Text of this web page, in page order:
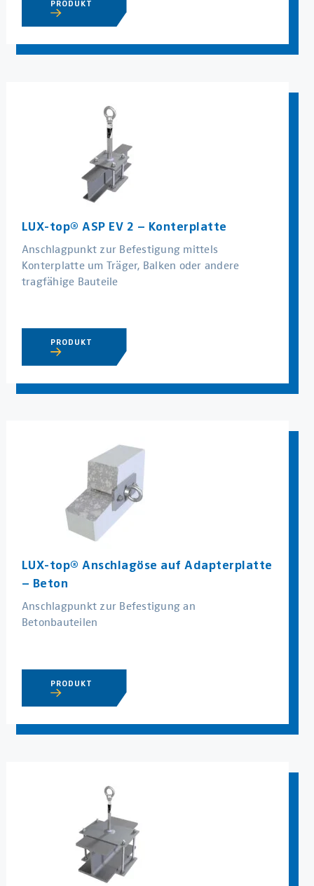
PRODUKT
LUX-top® ASP EV 2 – Konterplatte
Anschlagpunkt zur Befestigung mittels
Konterplatte um Träger, Balken oder andere
tragfähige Bauteile
PRODUKT
LUX-top® Anschlagöse auf Adapterplatte
– Beton
Anschlagpunkt zur Befestigung an
Betonbauteilen
PRODUKT